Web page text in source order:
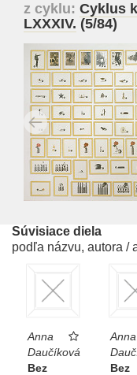
z cyklu: Cyklus
LXXXIV. (5/84)
Súvisiace diela
podľa názvu, autora /
Anna
Daučíková
Bez
Anna
Bez